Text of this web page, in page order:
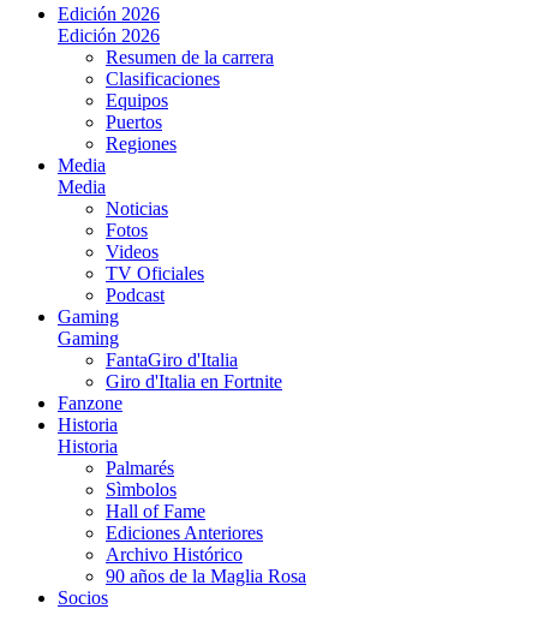
Edición 2026
Edición 2026
Resumen de la carrera
Clasificaciones
Equipos
Puertos
Regiones
Media
Media
Noticias
Fotos
Videos
TV Oficiales
Podcast
Gaming
Gaming
FantaGiro d'Italia
Giro d'Italia en Fortnite
Fanzone
Historia
Historia
Palmarés
Sìmbolos
Hall of Fame
Ediciones Anteriores
Archivo Histórico
90 años de la Maglia Rosa
Socios